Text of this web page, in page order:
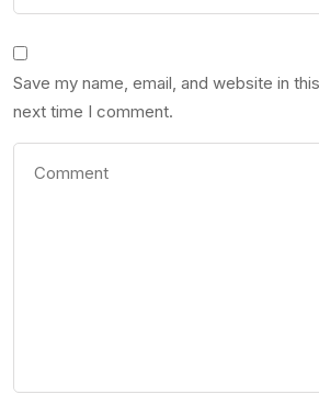
Save my name, email, and website in
next time I comment.